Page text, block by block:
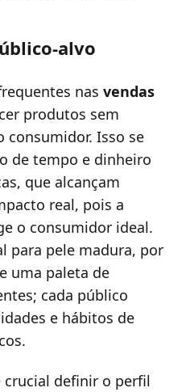
alvo
nas vendas
produtos sem
consumidor. Isso se
de tempo e dinheiro
que alcançam
real, pois a
o consumidor ideal.
para pele madura, por
uma paleta de
cada público
e hábitos de
crucial definir o perfil